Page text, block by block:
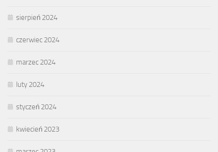
sierpień 2024
czerwiec 2024
marzec 2024
luty 2024
styczeń 2024
kwiecień 2023